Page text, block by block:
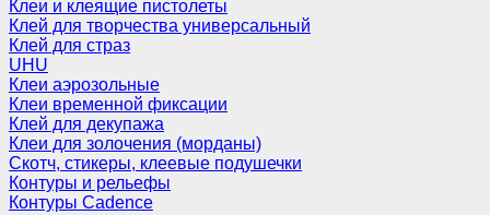
Клеи и клеящие пистолеты
Клей для творчества универсальный
Клей для страз
UHU
Клеи аэрозольные
Клеи временной фиксации
Клей для декупажа
Клеи для золочения (морданы)
Скотч, стикеры, клеевые подушечки
Контуры и рельефы
Контуры Cadence